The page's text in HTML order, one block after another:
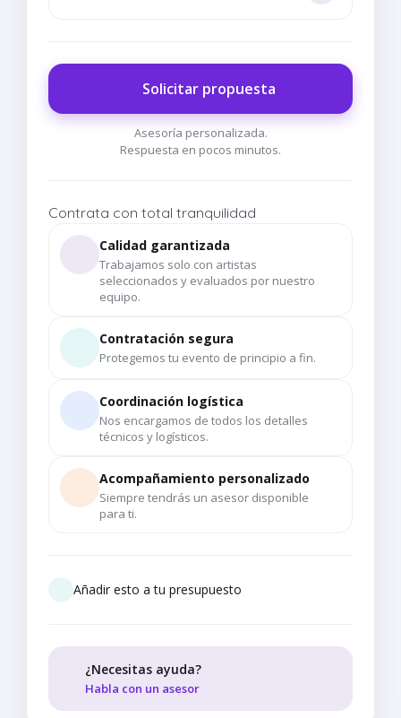
Solicitar propuesta
Asesoría personalizada.
Respuesta en pocos minutos.
Contrata con total tranquilidad
Calidad garantizada
Trabajamos solo con artistas
seleccionados y evaluados por nuestro
equipo.
Contratación segura
Protegemos tu evento de principio a fin.
Coordinación logística
Nos encargamos de todos los detalles
técnicos y logísticos.
Acompañamiento personalizado
Siempre tendrás un asesor disponible
para ti.
Añadir esto a tu presupuesto
¿Necesitas ayuda?
Habla con un asesor